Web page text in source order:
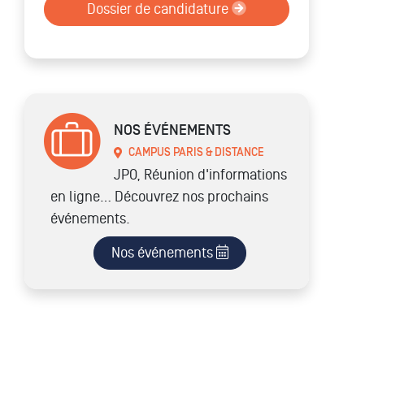
Dossier de candidature
NOS ÉVÉNEMENTS
CAMPUS PARIS & DISTANCE
JPO, Réunion d'informations
en ligne… Découvrez nos prochains
événements.
Nos événements